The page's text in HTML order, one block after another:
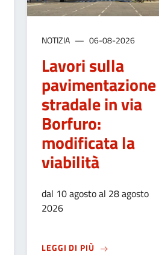
NOTIZIA 06-08-2026
Lavori sulla
pavimentazione
stradale in via
Borfuro:
modificata la
viabilità
dal 10 agosto al 28 agosto
2026
LEGGI DI PIÙSULAVORI